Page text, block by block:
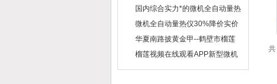
量热仪
国内综合实力*的微机全自动量热
仪制造企业
微机全自动量热仪30%降价实价
出售
华夏南路披黄金甲--鹤壁市榴莲
视频在线观看APP仪器仪表有限
榴莲视频在线观看APP新型微机
共